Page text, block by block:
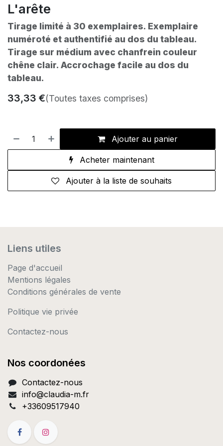
L'arête
Tirage limité à 30 exemplaires. Exemplaire
numéroté et authentifié au dos du tableau.
Tirage sur médium avec chanfrein couleur
chêne clair. Accrochage facile au dos du
tableau.
33,33 €(Toutes taxes comprises)
Ajouter au panier
Acheter maintenant
Ajouter à la liste de souhaits
Liens utiles
Page d'accueil
Mentions légales
Conditions générales de vente
Politique vie privée
Contactez-nous
Nos coordonées
Contactez-nous
info@claudia-m.fr
+33609517940